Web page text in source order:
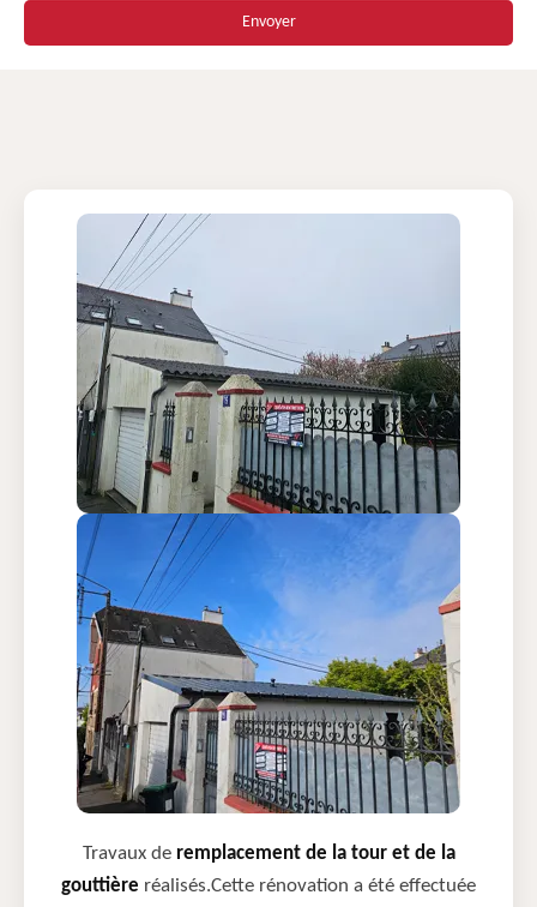
Travaux de remplacement de la tour et de la
gouttière réalisés.Cette rénovation a été effectuée